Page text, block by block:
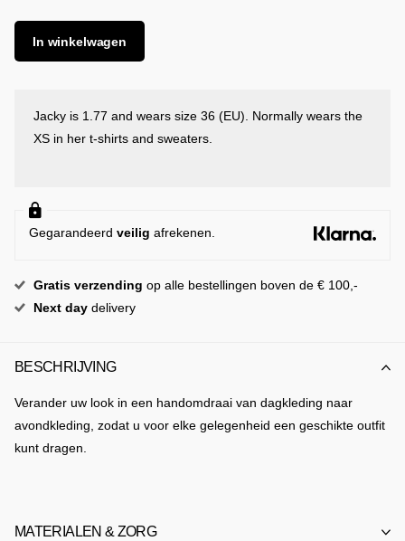
In winkelwagen
Jacky is 1.77 and wears size 36 (EU). Normally wears the
XS in her t-shirts and sweaters.
Gegarandeerdveilig afrekenen.
Gratis verzending op alle bestellingen boven de € 100,-
Next daydelivery
BESCHRIJVING
Verander uw look in een handomdraai van dagkleding naar
avondkleding, zodat u voor elke gelegenheid een geschikte outfit
kunt dragen.
MATERIALEN & ZORG